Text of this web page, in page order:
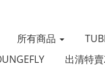
所有商品
出清特